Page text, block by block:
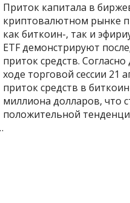
Приток капитала в
криптовалютном рынке
как биткоин-, так и
ETF демонстрируют
приток средств.
ходе торговой сессии 21
приток средств в
миллиона долларов, что
положительной